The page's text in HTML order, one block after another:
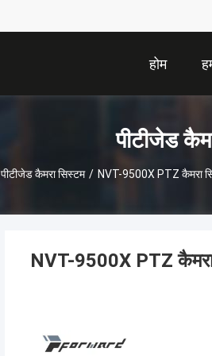
होम
पीटीजेड
पीटीजेड कैमरा सिस्टम / NVT-9500X PTZ कैमरा
NVT-9500X PTZ कैमरा